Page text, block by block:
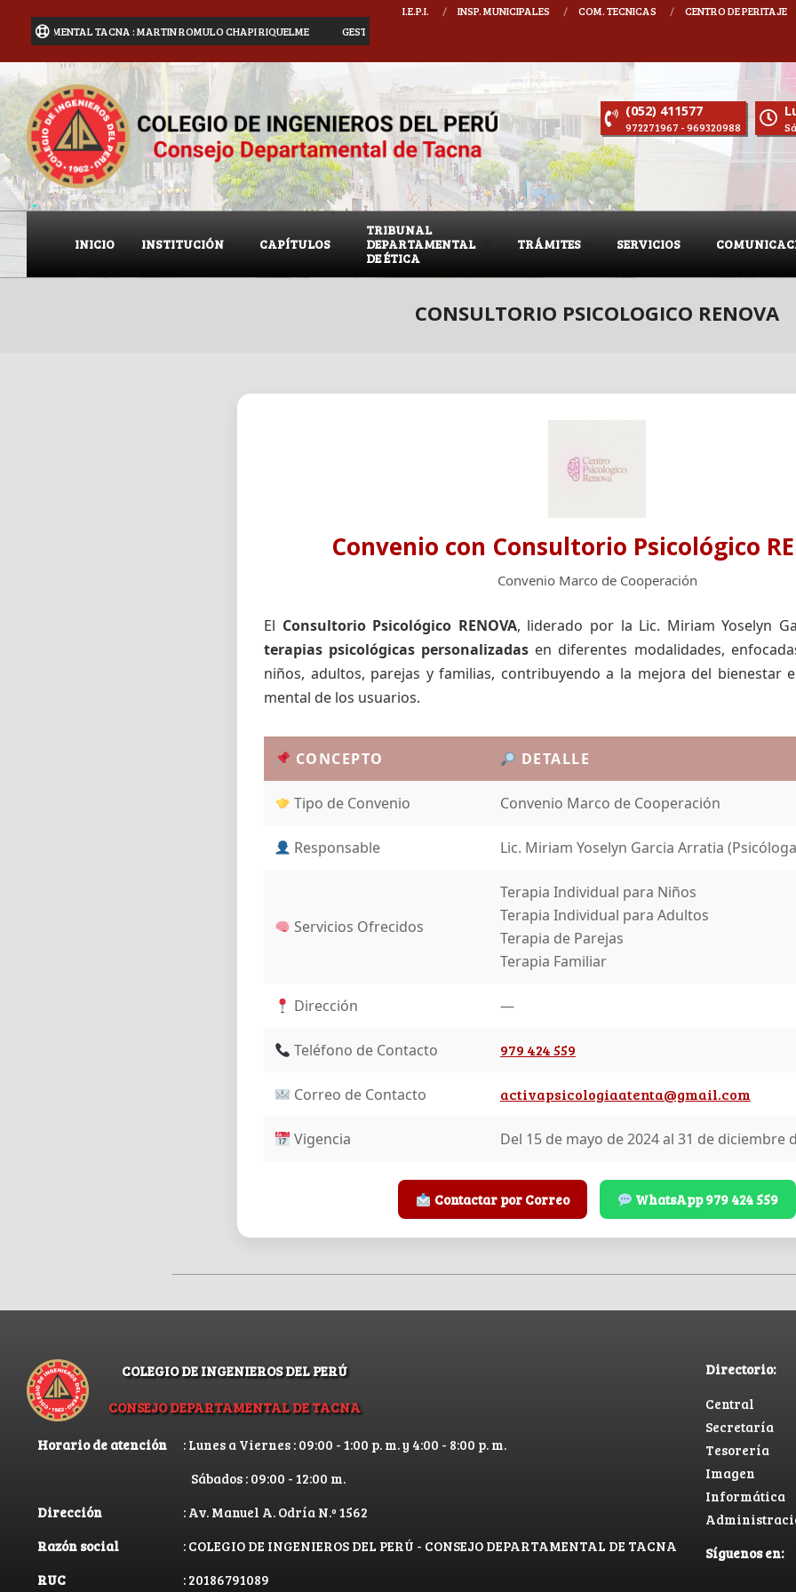
TACNA : MARTIN ROMULO CHAPI RIQUELME GESTIÓN 2025 - 2027 DECANO CIP CONSEJO DEPARTAMENTAL TACNA : MARTIN ROMULO CHAPI
I.E.P.I. INSP. MUNICIPALES COM. TECNICAS CENTRO DE PERITAJE
(052) 411577
972271967 - 969320988
INICIO INSTITUCIÓN CAPÍTULOS
TRIBUNAL
DEPARTAMENTAL
DE ÉTICA
TRÁMITES SERVICIOS
CONSULTORIO PSICOLOGICO RENOVA
Convenio con Consultorio Psicológico
Convenio Marco de Cooperación
El Consultorio Psicológico RENOVA, liderado por la Lic. Miriam Yoselyn
terapias psicológicas personalizadas en diferentes modalidades,
niños, adultos, parejas y familias, contribuyendo a la mejora del bienestar
mental de los usuarios.
CONCEPTO DETALLE
Tipo de Convenio Convenio Marco de Cooperación
Responsable Lic. Miriam Yoselyn Garcia Arratia
Servicios Ofrecidos
Terapia Individual para Niños
Terapia Individual para Adultos
Terapia de Parejas
Terapia Familiar
Dirección —
Teléfono de Contacto 979 424 559
Correo de Contacto activapsicologiaatenta@gmail.com
Vigencia Del 15 de mayo de 2024 al 31 de diciembre
Contactar por Correo WhatsApp 979 424 559
COLEGIO DE INGENIEROS DEL PERÚ
CONSEJO DEPARTAMENTAL DE TACNA
Horario de atención
: Lunes a Viernes : 09:00 - 1:00 p. m. y 4:00 - 8:00 p. m.
Sábados : 09:00 - 12:00 m.
Dirección
: Av. Manuel A. Odría N.º 1562
Razón social
: COLEGIO DE INGENIEROS DEL PERÚ - CONSEJO DEPARTAMENTAL DE TACNA
RUC
: 20186791089
Directorio:
Central
Secretaría
Tesorería
Imagen
Informática
Síguenos en: